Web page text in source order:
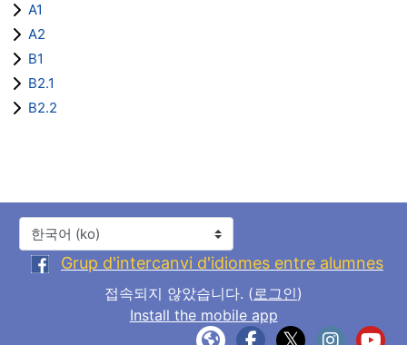
A1
A2
B1
B2.1
B2.2
언어
Grup d'intercanvi d'idiomes entre alumnes
접속되지 않았습니다. ( 로그인)
Install the mobile app